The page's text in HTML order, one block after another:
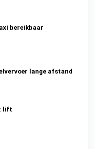
bereikbaar
lange afstand
lift